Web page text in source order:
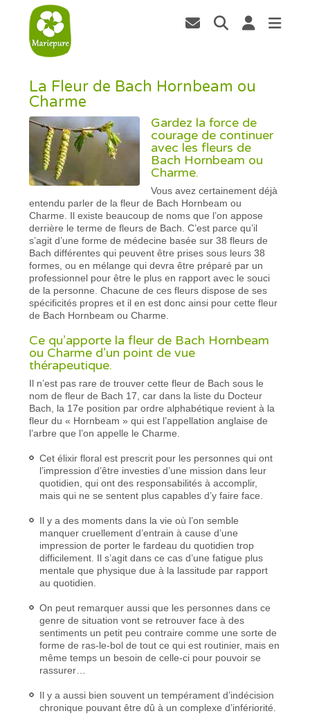
La Fleur de Bach Hornbeam ou
Charme
Gardez la force de
courage de continuer
avec les fleurs de
Bach Hornbeam ou
Charme.
Vous avez certainement déjà
entendu parler de la fleur de Bach Hornbeam ou
Charme. Il existe beaucoup de noms que l’on appose
derrière le terme de fleurs de Bach. C’est parce qu’il
s’agit d’une forme de médecine basée sur 38 fleurs de
Bach différentes qui peuvent être prises sous leurs 38
formes, ou en mélange qui devra être préparé par un
professionnel pour être le plus en rapport avec le souci
de la personne. Chacune de ces fleurs dispose de ses
spécificités propres et il en est donc ainsi pour cette fleur
de Bach Hornbeam ou Charme.
Ce qu’apporte la fleur de Bach Hornbeam
ou Charme d’un point de vue
thérapeutique.
Il n’est pas rare de trouver cette fleur de Bach sous le
nom de fleur de Bach 17, car dans la liste du Docteur
Bach, la 17e position par ordre alphabétique revient à la
fleur du « Hornbeam » qui est l’appellation anglaise de
l’arbre que l’on appelle le Charme.
Cet élixir floral est prescrit pour les personnes qui ont
l’impression d’être investies d’une mission dans leur
quotidien, qui ont des responsabilités à accomplir,
mais qui ne se sentent plus capables d’y faire face.
Il y a des moments dans la vie où l’on semble
manquer cruellement d’entrain à cause d’une
impression de porter le fardeau du quotidien trop
difficilement. Il s’agit dans ce cas d’une fatigue plus
mentale que physique due à la lassitude par rapport
au quotidien.
On peut remarquer aussi que les personnes dans ce
genre de situation vont se retrouver face à des
sentiments un petit peu contraire comme une sorte de
forme de ras-le-bol de tout ce qui est routinier, mais en
même temps un besoin de celle-ci pour pouvoir se
rassurer…
Il y a aussi bien souvent un tempérament d’indécision
chronique pouvant être dû à un complexe d’infériorité.